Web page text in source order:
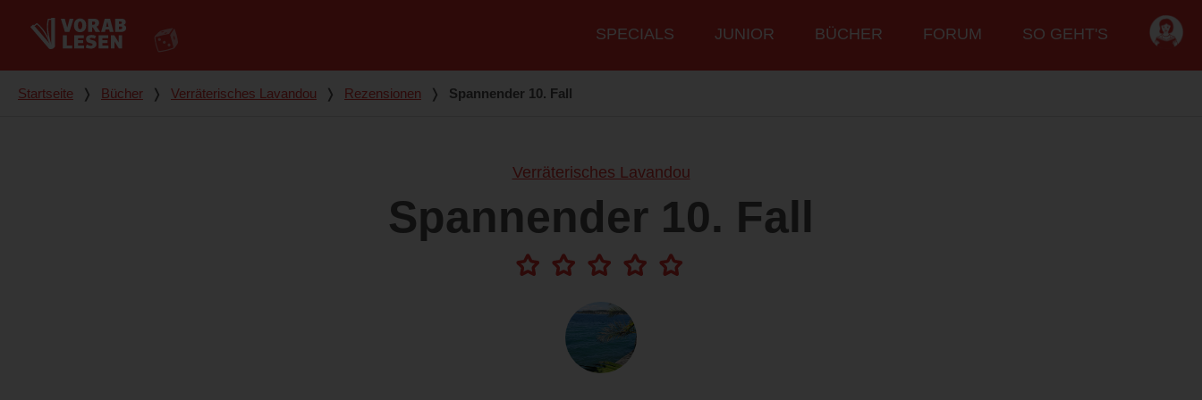
Hauptmenü
SPECIALS JUNIOR BÜCHER FORUM SO GEHT'S
Du bist hier
Startseite ❭ Bücher ❭ Verräterisches Lavandou ❭ Rezensionen ❭ Spannender 10. Fall
Verräterisches Lavandou
Spannender 10. Fall